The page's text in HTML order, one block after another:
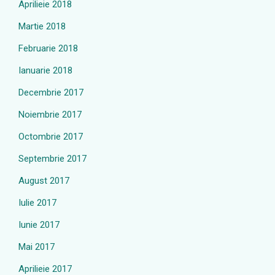
Aprilieie 2018
Martie 2018
Februarie 2018
Ianuarie 2018
Decembrie 2017
Noiembrie 2017
Octombrie 2017
Septembrie 2017
August 2017
Iulie 2017
Iunie 2017
Mai 2017
Aprilieie 2017